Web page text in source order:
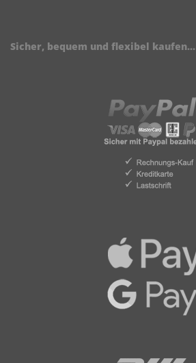
Sicher, bequem und flexibel kaufen...